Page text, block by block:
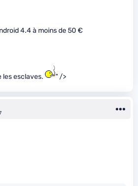
4.4 à moins de 50 €
les esclaves. " />